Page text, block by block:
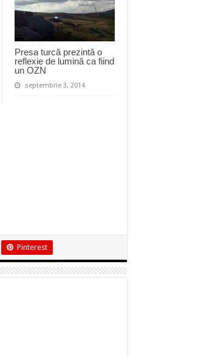
Presa turcă prezintă o
reflexie de lumină ca fiind
un OZN
septembrie 3, 2014
Pinterest